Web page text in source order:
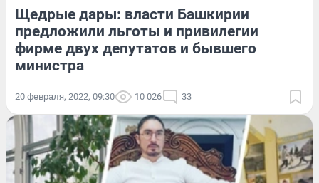
Щедрые дары: власти Башкирии
предложили льготы и привилегии
фирме двух депутатов и бывшего
министра
20 февраля, 2022, 09:30 10 026 33